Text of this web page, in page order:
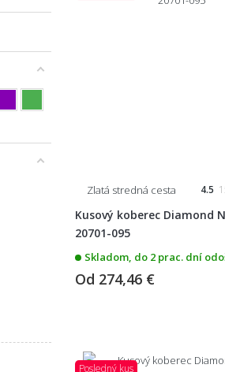
Zlatá stredná cesta 4.5
Kusový koberec Diamond
20701-095
Skladom, do 2 prac. dní
Od 274,46 €
Posledný kus